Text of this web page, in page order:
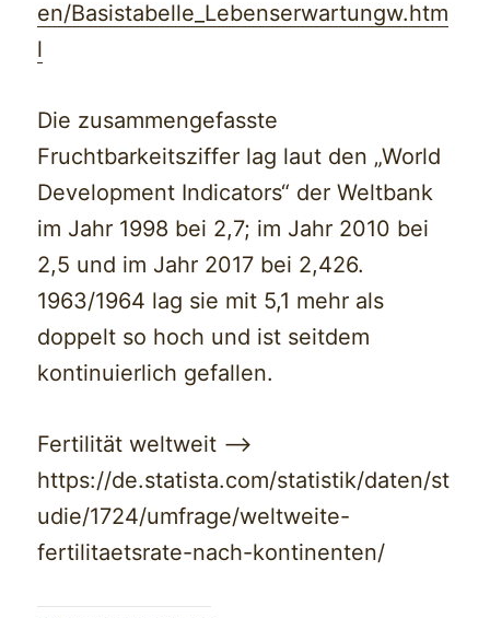
en/Basistabelle_Lebenserwartungw.htm
l
Die zusammengefasste
Fruchtbarkeitsziffer lag laut den „World
Development Indicators“ der Weltbank
im Jahr 1998 bei 2,7; im Jahr 2010 bei
2,5 und im Jahr 2017 bei 2,426.
1963/1964 lag sie mit 5,1 mehr als
doppelt so hoch und ist seitdem
kontinuierlich gefallen.
Fertilität weltweit —>
https://de.statista.com/statistik/daten/st
udie/1724/umfrage/weltweite-
fertilitaetsrate-nach-kontinenten/